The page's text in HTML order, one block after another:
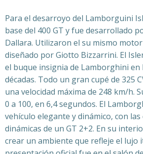
Para el desarroyo del Lamborguini
base del 400 GT y fue desarrollado
Dallara. Utilizaron el su mismo motor
diseñado por Giotto Bizzarrini. El
el buque insignia de Lamborghini en
décadas. Todo un gran cupé de 325
una velocidad máxima de 248 km/h.
0 a 100, en 6,4 segundos. El
vehículo elegante y dinámico, con las
dinámicas de un GT 2+2. En su
crear un ambiente que refleje el lujo